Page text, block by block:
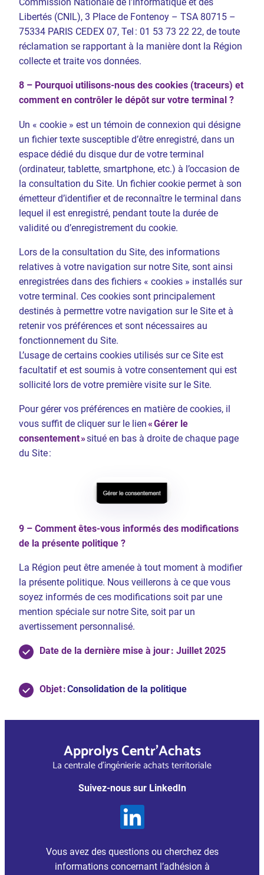
Libertés (CNIL), 3 Place de Fontenoy – TSA 80715 –
75334 PARIS CEDEX 07, Tel : 01 53 73 22 22, de toute
réclamation se rapportant à la manière dont la Région
collecte et traite vos données.
8 – Pourquoi utilisons-nous des cookies (traceurs) et
comment en contrôler le dépôt sur votre terminal ?
Un « cookie » est un témoin de connexion qui désigne
un fichier texte susceptible d’être enregistré, dans un
espace dédié du disque dur de votre terminal
(ordinateur, tablette, smartphone, etc.) à l’occasion de
la consultation du Site. Un fichier cookie permet à son
émetteur d’identifier et de reconnaître le terminal dans
lequel il est enregistré, pendant toute la durée de
validité ou d’enregistrement du cookie.
Lors de la consultation du Site, des informations
relatives à votre navigation sur notre Site, sont ainsi
enregistrées dans des fichiers « cookies » installés sur
votre terminal. Ces cookies sont principalement
destinés à permettre votre navigation sur le Site et à
retenir vos préférences et sont nécessaires au
fonctionnement du Site.
L’usage de certains cookies utilisés sur ce Site est
facultatif et est soumis à votre consentement qui est
sollicité lors de votre première visite sur le Site.
Pour gérer vos préférences en matière de cookies, il
vous suffit de cliquer sur le lien« Gérer le
consentement »situé en bas à droite de chaque page
du Site :
9 – Comment êtes-vous informés des modifications
de la présente politique ?
La Région peut être amenée à tout moment à modifier
la présente politique. Nous veillerons à ce que vous
soyez informés de ces modifications soit par une
mention spéciale sur notre Site, soit par un
avertissement personnalisé.
Date de la dernière mise à jour : Juillet 2025
Objet :Consolidation de la politique
Approlys Centr’Achats
La centrale d’ingénierie achats territoriale
Suivez-nous sur LinkedIn
Vous avez des questions ou cherchez des
informations concernant l’adhésion à